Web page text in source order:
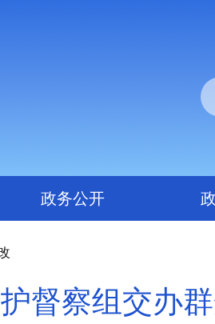
政务公开
督察组交办